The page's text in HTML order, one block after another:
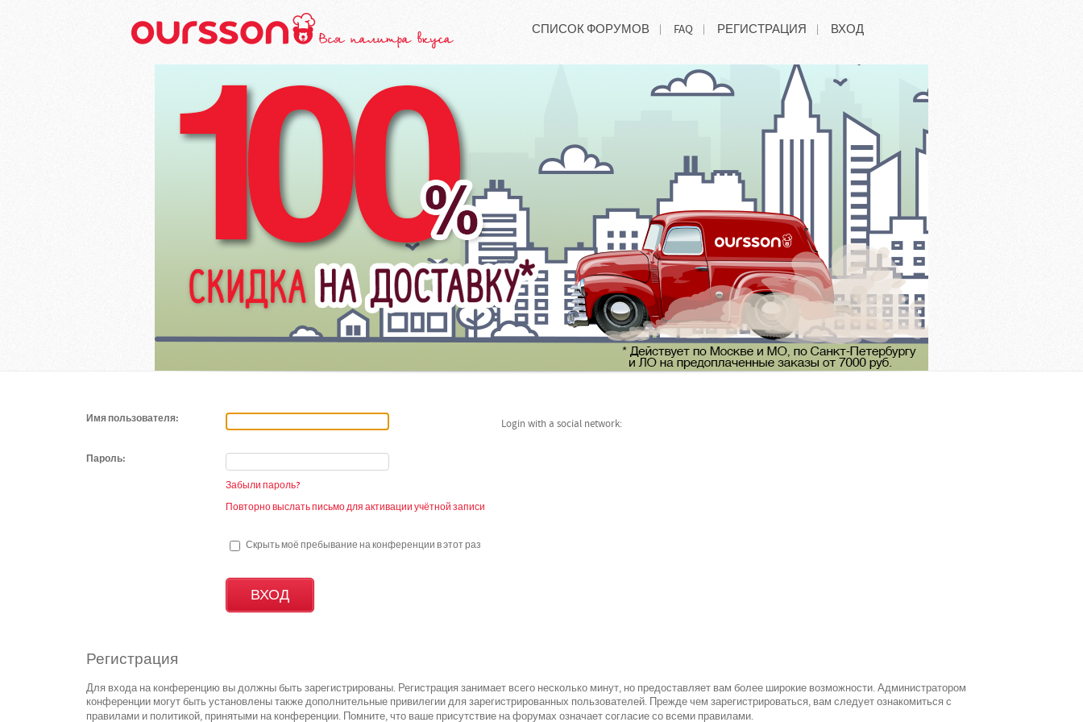
СПИСОК ФОРУМОВ FAQ РЕГИСТРАЦИЯ ВХОД
Имя пользователя:
Пароль:
Забыли пароль?
Повторно выслать письмо для активации учётной записи
Скрыть моё пребывание на конференции в этот раз
Login with a social network:
Регистрация
Для входа на конференцию вы должны быть зарегистрированы. Регистрация занимает всего несколько минут, но предоставляет вам более широкие возможности. Администратором
конференции могут быть установлены также дополнительные привилегии для зарегистрированных пользователей. Прежде чем зарегистрироваться, вам следует ознакомиться с
правилами и политикой, принятыми на конференции. Помните, что ваше присутствие на форумах означает согласие со всеми правилами.